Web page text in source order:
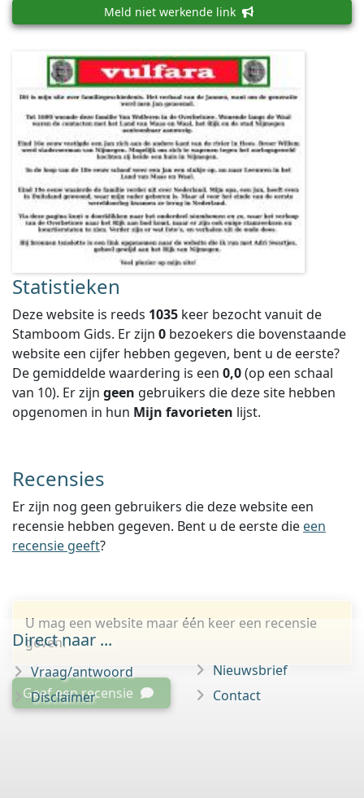
Meld niet werkende link
Statistieken
Deze website is reeds 1035 keer bezocht vanuit de
Stamboom Gids. Er zijn 0 bezoekers die bovenstaande
website een cijfer hebben gegeven, bent u de eerste?
De gemiddelde waardering is een 0,0(op een schaal
van 10). Er zijn geen gebruikers die deze site hebben
opgenomen in hun Mijn favorieten lijst.
Recensies
Er zijn nog geen gebruikers die deze website een
recensie hebben gegeven. Bent u de eerste die een
recensie geeft?
U mag een website maar één keer een recensie
geven.
Geef een recensie
Direct naar ...
Vraag/antwoord
Disclaimer
Nieuwsbrief
Contact